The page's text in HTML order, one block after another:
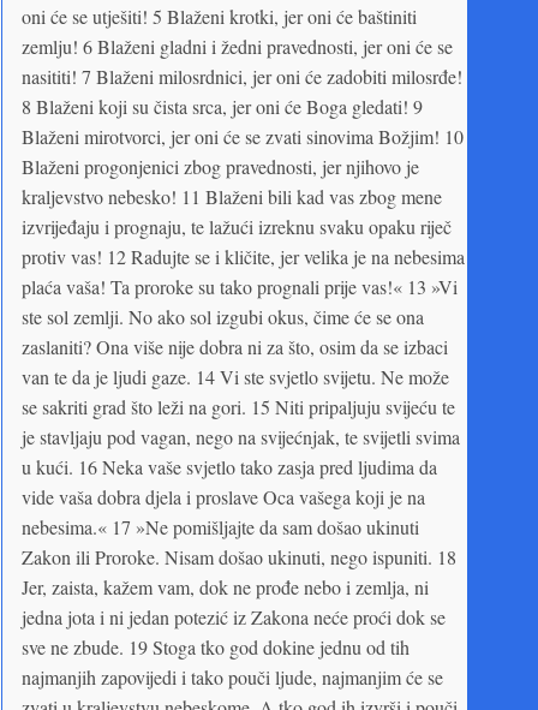
oni će se utješiti! 5 Blaženi krotki, jer oni će baštiniti
zemlju! 6 Blaženi gladni i žedni pravednosti, jer oni će se
nasititi! 7 Blaženi milosrdnici, jer oni će zadobiti milosrđe!
8 Blaženi koji su čista srca, jer oni će Boga gledati! 9
Blaženi mirotvorci, jer oni će se zvati sinovima Božjim! 10
Blaženi progonjenici zbog pravednosti, jer njihovo je
kraljevstvo nebesko! 11 Blaženi bili kad vas zbog mene
izvrijeđaju i prognaju, te lažući izreknu svaku opaku riječ
protiv vas! 12 Radujte se i kličite, jer velika je na nebesima
plaća vaša! Ta proroke su tako prognali prije vas!« 13 »Vi
ste sol zemlji. No ako sol izgubi okus, čime će se ona
zaslaniti? Ona više nije dobra ni za što, osim da se izbaci
van te da je ljudi gaze. 14 Vi ste svjetlo svijetu. Ne može
se sakriti grad što leži na gori. 15 Niti pripaljuju svijeću te
je stavljaju pod vagan, nego na svijećnjak, te svijetli svima
u kući. 16 Neka vaše svjetlo tako zasja pred ljudima da
vide vaša dobra djela i proslave Oca vašega koji je na
nebesima.« 17 »Ne pomišljajte da sam došao ukinuti
Zakon ili Proroke. Nisam došao ukinuti, nego ispuniti. 18
Jer, zaista, kažem vam, dok ne prođe nebo i zemlja, ni
jedna jota i ni jedan potezić iz Zakona neće proći dok se
sve ne zbude. 19 Stoga tko god dokine jednu od tih
najmanjih zapovijedi i tako pouči ljude, najmanjim će se